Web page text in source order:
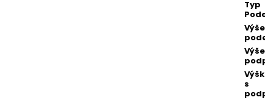
Typ
Výše
Výše
s